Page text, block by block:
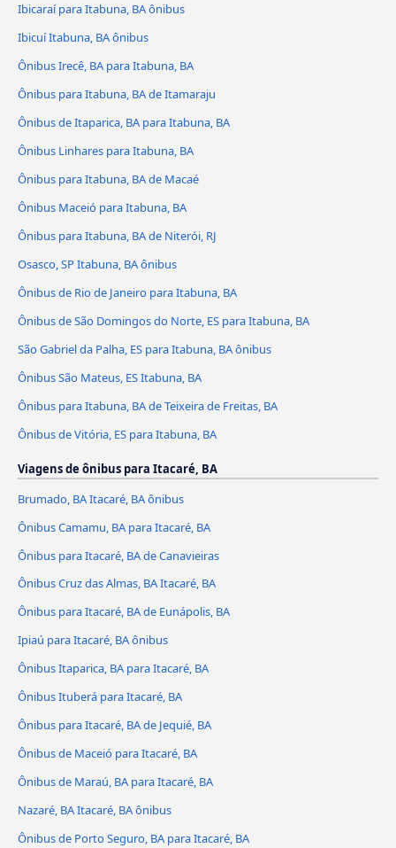
Ibicaraí para Itabuna, BA ônibus
Ibicuí Itabuna, BA ônibus
Ônibus Irecê, BA para Itabuna, BA
Ônibus para Itabuna, BA de Itamaraju
Ônibus de Itaparica, BA para Itabuna, BA
Ônibus Linhares para Itabuna, BA
Ônibus para Itabuna, BA de Macaé
Ônibus Maceió para Itabuna, BA
Ônibus para Itabuna, BA de Niterói, RJ
Osasco, SP Itabuna, BA ônibus
Ônibus de Rio de Janeiro para Itabuna, BA
Ônibus de São Domingos do Norte, ES para Itabuna, BA
São Gabriel da Palha, ES para Itabuna, BA ônibus
Ônibus São Mateus, ES Itabuna, BA
Ônibus para Itabuna, BA de Teixeira de Freitas, BA
Ônibus de Vitória, ES para Itabuna, BA
Viagens de ônibus para Itacaré, BA
Brumado, BA Itacaré, BA ônibus
Ônibus Camamu, BA para Itacaré, BA
Ônibus para Itacaré, BA de Canavieiras
Ônibus Cruz das Almas, BA Itacaré, BA
Ônibus para Itacaré, BA de Eunápolis, BA
Ipiaú para Itacaré, BA ônibus
Ônibus Itaparica, BA para Itacaré, BA
Ônibus Ituberá para Itacaré, BA
Ônibus para Itacaré, BA de Jequié, BA
Ônibus de Maceió para Itacaré, BA
Ônibus de Maraú, BA para Itacaré, BA
Nazaré, BA Itacaré, BA ônibus
Ônibus de Porto Seguro, BA para Itacaré, BA